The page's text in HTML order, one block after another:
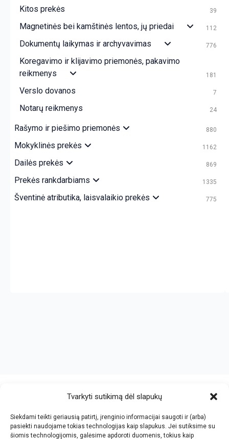
Tvarkyti sutikimą dėl slapukų
Siekdami teikti geriausią patirtį, įrenginio informacijai saugoti ir (arba)
pasiekti naudojame tokias technologijas kaip slapukus. Jei sutiksime su
šiomis technologijomis, galėsime apdoroti duomenis, tokius kaip
Kitos prekės 39
Magnetinės bei kamštinės lentos, jų priedai 112
Dokumentų laikymas ir archyvavimas 776
Koregavimo ir klijavimo priemonės, pakavimo
reikmenys
181
Verslo dovanos 7
Notarų reikmenys 24
Rašymo ir piešimo priemonės 880
Mokyklinės prekės 1162
Dailės prekės 869
Prekės rankdarbiams 1335
Šventinė atributika, laisvalaikio prekės 775
V. Jankovskio firma